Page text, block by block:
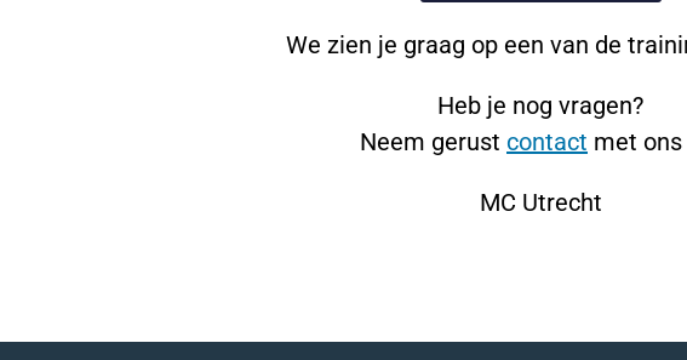
We zien je graag op een van de
Heb je nog vragen?
Neem gerust contact met ons
MC Utrecht